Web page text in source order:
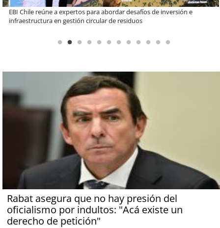
Más de 1.600 alumnos han sido parte de programa Súper Sano de
Sopraval en lo que va del año
Rabat asegura que no hay presión del
oficialismo por indultos: "Acá existe un
derecho de petición"